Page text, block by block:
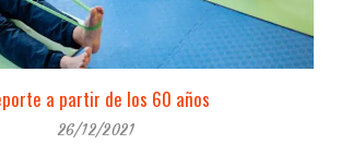
a partir de los 60 años
26/12/2021